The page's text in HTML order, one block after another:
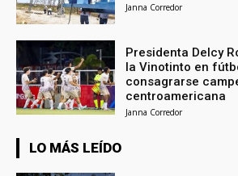
Janna Corredor
Presidenta Delcy
la Vinotinto en
consagrarse
centroamericana
Janna Corredor
LO MÁS LEÍDO